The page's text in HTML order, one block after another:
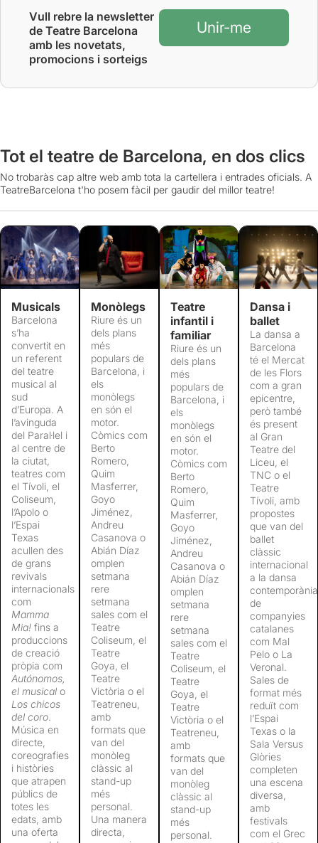
Vull rebre la newsletter
de Teatre Barcelona
amb les novetats,
promocions i sorteigs
Unir-me
Tot el teatre de Barcelona, en dos clics
No trobaràs cap altre web amb tota la cartellera i entrades oficials. A
TeatreBarcelona t'ho posem fàcil per gaudir del millor teatre!
Musicals
Barcelona
s’ha
convertit en
un referent
del teatre
musical al
sud
d’Europa. A
l’avinguda
del Paral·lel i
al centre de
la ciutat,
teatres com
el Tívoli, el
Coliseum,
l’Apolo o
l’Espai
Texas
acullen des
de grans
revivals
internacionals
com
Mamma
Mia! fins a
produccions
de creació
pròpia com
Autónomos,
el musical o
Los chicos
del coro
Música en
directe,
coreografies
i històries
que atrapen
públics de
totes les
edats, amb
una oferta
Monòlegs
Riure és un
dels plans
més
populars de
Barcelona, i
els
monòlegs
en són el
motor.
Còmics com
Berto
Romero,
Quim
Masferrer,
Goyo
Jiménez,
Andreu
Casanova o
Abián Díaz
omplen
setmana
rere
setmana
sales com el
Teatre
Coliseum, el
Teatre
Goya, el
Teatre
Victòria o el
Teatreneu,
amb
formats que
van del
monòleg
clàssic al
stand-up
més
personal.
Una manera
directa,
Teatre
infantil i
familiar
Riure és un
dels plans
més
populars de
Barcelona, i
els
monòlegs
en són el
motor.
Còmics com
Berto
Romero,
Quim
Masferrer,
Goyo
Jiménez,
Andreu
Casanova o
Abián Díaz
omplen
setmana
rere
setmana
sales com el
Teatre
Coliseum, el
Teatre
Goya, el
Teatre
Victòria o el
Teatreneu,
amb
formats que
van del
monòleg
clàssic al
stand-up
més
personal.
Dansa i
ballet
La dansa a
Barcelona
té el Mercat
de les Flors
com a gran
epicentre,
però també
és present
al Gran
Teatre del
Liceu, el
TNC o el
Teatre
Tívoli, amb
propostes
que van del
ballet
clàssic
internacional
a la dansa
contemporània
de
companyies
catalanes
com Mal
Pelo o La
Veronal.
Sales de
format més
reduït com
l’Espai
Texas o la
Sala Versus
Glòries
completen
una escena
diversa,
amb
festivals
com el Grec